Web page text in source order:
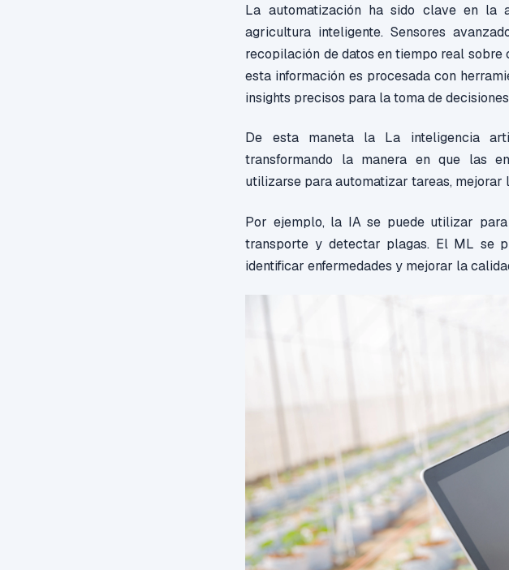
La automatización ha sido clave en la
agricultura inteligente. Sensores
recopilación de datos en tiempo real
esta información es procesada con
insights precisos para la toma de
De esta maneta la La inteligencia
transformando la manera en que las
utilizarse para automatizar tareas, mejorar
Por ejemplo, la IA se puede utilizar
transporte y detectar plagas. El ML se
identificar enfermedades y mejorar la